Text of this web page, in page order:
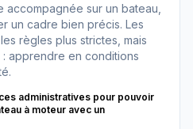
sur un bateau,
un cadre bien précis. Les
règles plus strictes, mais
: apprendre en conditions
administratives pour pouvoir
à moteur avec un